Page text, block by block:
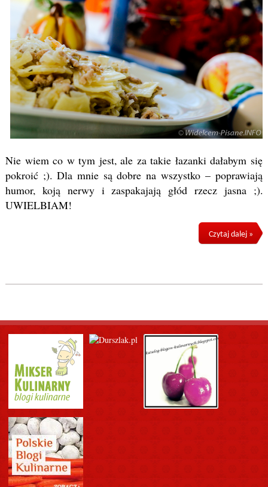
Nie wiem co w tym jest, ale za takie łazanki dałabym się
pokroić ;). Dla mnie są dobre na wszystko – poprawiają
humor, koją nerwy i zaspakajają głód rzecz jasna ;).
UWIELBIAM!
Czytaj dalej »